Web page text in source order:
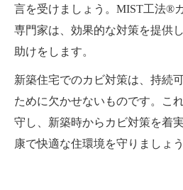
言を受けましょう。MIST工法®
専門家は、効果的な対策を提供
助けをします。
新築住宅でのカビ対策は、持続
ために欠かせないものです。こ
守し、新築時からカビ対策を着
康で快適な住環境を守りましょう